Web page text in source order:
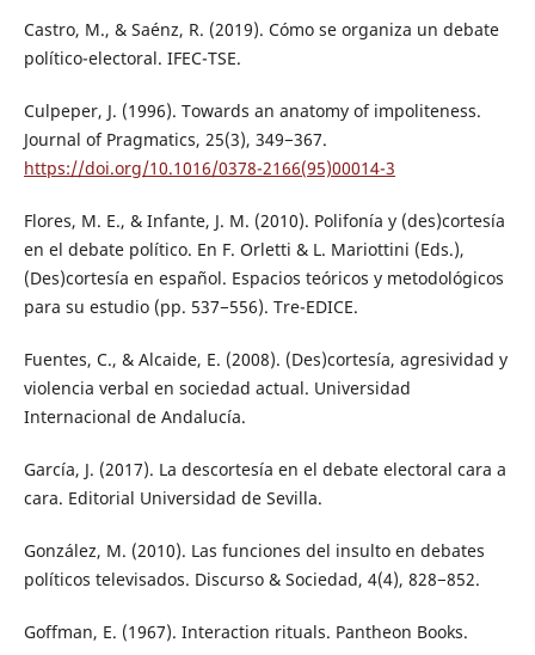
Castro, M., & Saénz, R. (2019). Cómo se organiza un debate
político-electoral. IFEC-TSE.
Culpeper, J. (1996). Towards an anatomy of impoliteness.
Journal of Pragmatics, 25(3), 349−367.
https://doi.org/10.1016/0378-2166(95)00014-3
Flores, M. E., & Infante, J. M. (2010). Polifonía y (des)cortesía
en el debate político. En F. Orletti & L. Mariottini (Eds.),
(Des)cortesía en español. Espacios teóricos y metodológicos
para su estudio (pp. 537−556). Tre-EDICE.
Fuentes, C., & Alcaide, E. (2008). (Des)cortesía, agresividad y
violencia verbal en sociedad actual. Universidad
Internacional de Andalucía.
García, J. (2017). La descortesía en el debate electoral cara a
cara. Editorial Universidad de Sevilla.
González, M. (2010). Las funciones del insulto en debates
políticos televisados. Discurso & Sociedad, 4(4), 828−852.
Goffman, E. (1967). Interaction rituals. Pantheon Books.